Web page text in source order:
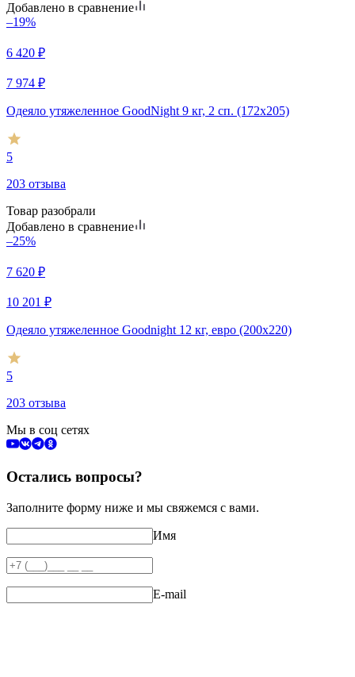
Добавлено в сравнение
–19%
6 420 ₽
7 974 ₽
Одеяло утяжеленное GoodNight 9 кг, 2 сп. (172х205)
5
203 отзыва
Товар разобрали
Добавлено в сравнение
–25%
7 620 ₽
10 201 ₽
Одеяло утяжеленное Goodnight 12 кг, евро (200х220)
5
203 отзыва
Мы в соц сетях
Остались вопросы?
Заполните форму ниже и мы свяжемся с вами.
Имя
E-mail